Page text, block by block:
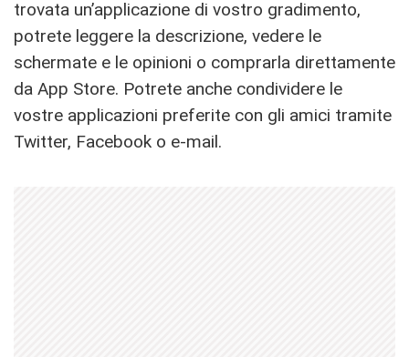
trovata un’applicazione di vostro gradimento,
potrete leggere la descrizione, vedere le
schermate e le opinioni o comprarla direttamente
da App Store. Potrete anche condividere le
vostre applicazioni preferite con gli amici tramite
Twitter, Facebook o e-mail.